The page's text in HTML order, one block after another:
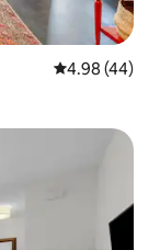
5 पैकी 4.98
4.98 (44)